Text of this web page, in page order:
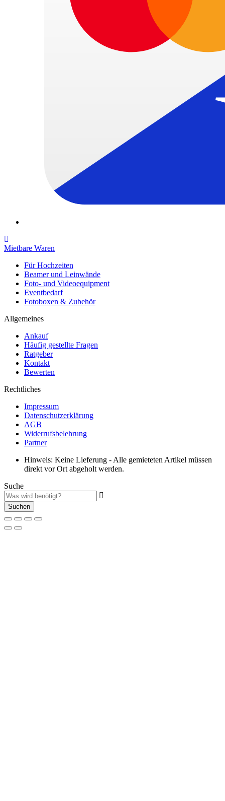
Mietbare Waren
Für Hochzeiten
Beamer und Leinwände
Foto- und Videoequipment
Eventbedarf
Fotoboxen & Zubehör
Allgemeines
Ankauf
Häufig gestellte Fragen
Ratgeber
Kontakt
Bewerten
Rechtliches
Impressum
Datenschutzerklärung
AGB
Widerrufsbelehrung
Partner
Hinweis: Keine Lieferung - Alle gemieteten Artikel müssen
direkt vor Ort abgeholt werden.
Suche
Suchen